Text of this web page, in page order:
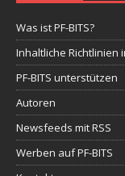
Was ist PF-BITS?
Inhaltliche Richtlinien
PF-BITS unterstützen
Autoren
Newsfeeds mit RSS
Werben auf PF-BITS